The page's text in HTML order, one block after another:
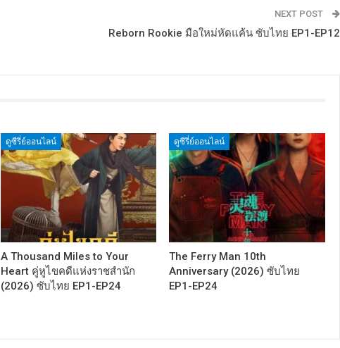
NEXT POST
Reborn Rookie มือใหม่หัดแค้น ซับไทย EP1-EP12
ดูซีรี่ย์ออนไลน์
A Thousand Miles to Your
Heart คู่หูไขคดีแห่งราชสำนัก
(2026) ซับไทย EP1-EP24
ดูซีรี่ย์ออนไลน์
The Ferry Man 10th
Anniversary (2026) ซับไทย
EP1-EP24